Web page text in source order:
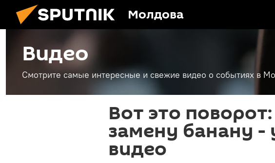
Молдова
Видео
Смотрите самые интересные и свежие видео о событиях в
Вот это
замену банану -
видео